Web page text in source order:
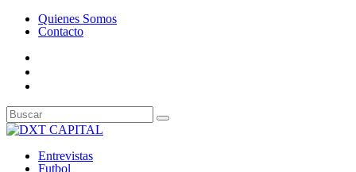
Quienes Somos
Contacto
Entrevistas
Futbol